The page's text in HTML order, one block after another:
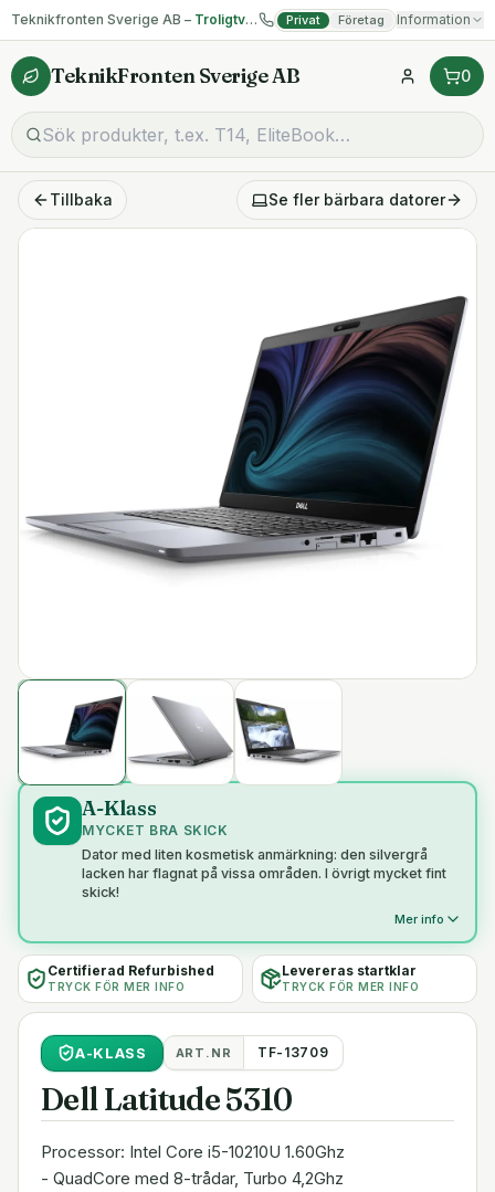
Teknikfronten Sverige AB – Troligtvis billigast på begagnad IT! Privat Företag Information
TeknikFronten Sverige AB 0
Tillbaka Se fler bärbara datorer
A-Klass
MYCKET BRA SKICK
Dator med liten kosmetisk anmärkning: den silvergrå
lacken har flagnat på vissa områden. I övrigt mycket fint
skick!
Mer info
Certifierad Refurbished
TRYCK FÖR MER INFO
Levereras startklar
TRYCK FÖR MER INFO
A-KLASS ART.NR TF-13709
Dell Latitude 5310
Processor: Intel Core i5-10210U 1.60Ghz
- QuadCore med 8-trådar, Turbo 4,2Ghz